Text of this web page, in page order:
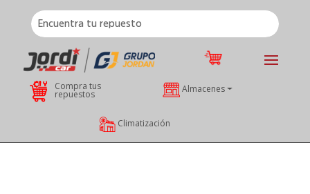
Compra tus
repuestos Almacenes
Climatización